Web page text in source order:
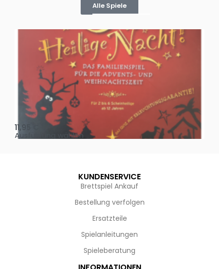
Alle Spiele
Oh, heilige Nacht!
11,95
Ausführung wählen
KUNDENSERVICE
Brettspiel Ankauf
Bestellung verfolgen
Ersatzteile
Spielanleitungen
Spieleberatung